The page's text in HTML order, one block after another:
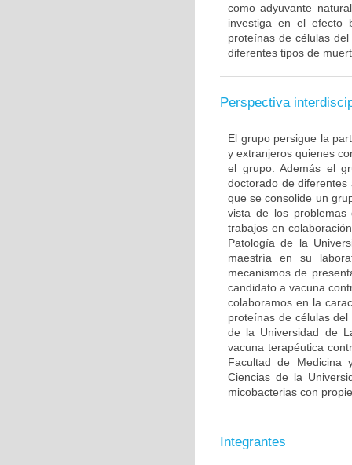
como adyuvante
investiga en el efecto
proteínas de células
diferentes tipos de
Perspectiva
El grupo persigue la
y extranjeros quienes
el grupo. Además el
doctorado de
que se consolide un
vista de los problemas
trabajos en
Patología de la
maestría en su
mecanismos de
candidato a vacuna
colaboramos en la
proteínas de células
de la Universidad de
vacuna terapéutica
Facultad de Medicina
Ciencias de la
micobacterias con
Integrantes